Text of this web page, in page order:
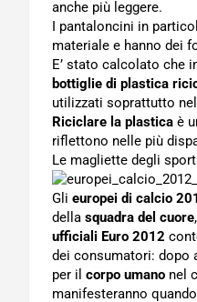
anche più leggere.
I pantaloncini in
materiale e hanno dei
E’ stato calcolato che
bottiglie di plastica
utilizzati soprattutto
Riciclare la plastica è
riflettono nelle più
Le magliette degli
Gli europei di calcio
della squadra del cuore
ufficiali Euro 2012
dei consumatori: dopo
per il corpo umano nel
manifesteranno